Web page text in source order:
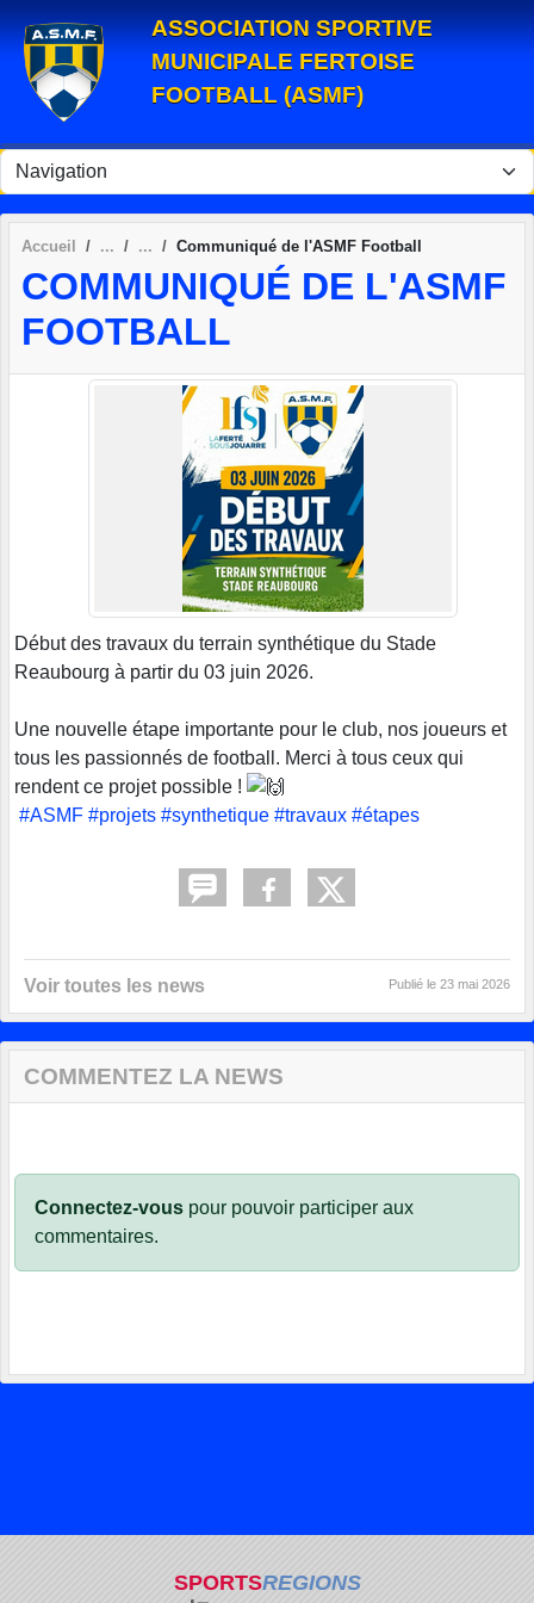
ASSOCIATION SPORTIVE
MUNICIPALE FERTOISE
FOOTBALL (ASMF)
Accueil Communiqué de l'ASMF Football
COMMUNIQUÉ DE L'ASMF
FOOTBALL
Début des travaux du terrain synthétique du Stade
Reaubourg à partir du 03 juin 2026.
Une nouvelle étape importante pour le club, nos joueurs et
tous les passionnés de football. Merci à tous ceux qui
rendent ce projet possible !
#ASMF #projets #synthetique #travaux #étapes
Voir toutes les news Publié le 23 mai 2026
COMMENTEZ LA NEWS
Connectez-vous pour pouvoir participer aux
commentaires.
SPORTSREGIONS